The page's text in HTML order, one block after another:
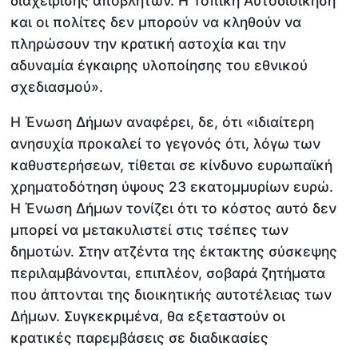
και οι πολίτες δεν μπορούν να κληθούν να
πληρώσουν την κρατική αστοχία και την
αδυναμία έγκαιρης υλοποίησης του εθνικού
σχεδιασμού».
Η Ένωση Δήμων αναφέρει, δε, ότι «ιδιαίτερη
ανησυχία προκαλεί το γεγονός ότι, λόγω των
καθυστερήσεων, τίθεται σε κίνδυνο ευρωπαϊκή
χρηματοδότηση ύψους 23 εκατομμυρίων ευρώ.
Η Ένωση Δήμων τονίζει ότι το κόστος αυτό δεν
μπορεί να μετακυλιστεί στις τσέπες των
δημοτών. Στην ατζέντα της έκτακτης σύσκεψης
περιλαμβάνονται, επιπλέον, σοβαρά ζητήματα
που άπτονται της διοικητικής αυτοτέλειας των
Δήμων. Συγκεκριμένα, θα εξεταστούν οι
κρατικές παρεμβάσεις σε διαδικασίες